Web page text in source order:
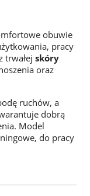
obuwie
pracy
trwałej skóry
oraz
ruchów, a
dobrą
Model
do pracy